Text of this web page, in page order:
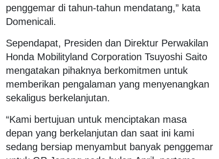
penggemar di tahun-tahun mendatang,” kata
Domenicali.
Sependapat, Presiden dan Direktur Perwakilan
Honda Mobilityland Corporation Tsuyoshi Saito
mengatakan pihaknya berkomitmen untuk
memberikan pengalaman yang menyenangkan
sekaligus berkelanjutan.
“Kami bertujuan untuk menciptakan masa
depan yang berkelanjutan dan saat ini kami
sedang bersiap menyambut banyak penggemar